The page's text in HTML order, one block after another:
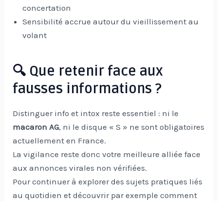
concertation
Sensibilité accrue autour du vieillissement au
volant
🔍 Que retenir face aux
fausses informations ?
Distinguer info et intox reste essentiel : ni le
macaron AG, ni le disque « S » ne sont obligatoires
actuellement en France.
La vigilance reste donc votre meilleure alliée face
aux annonces virales non vérifiées.
Pour continuer à explorer des sujets pratiques liés
au quotidien et découvrir par exemple comment